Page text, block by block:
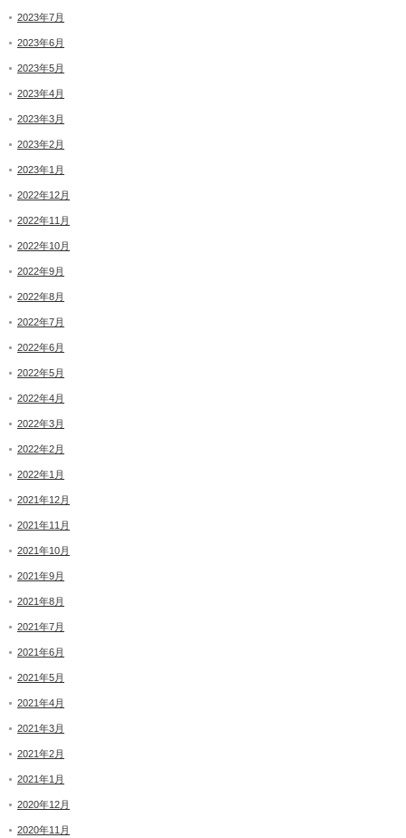
2023年7月
2023年6月
2023年5月
2023年4月
2023年3月
2023年2月
2023年1月
2022年12月
2022年11月
2022年10月
2022年9月
2022年8月
2022年7月
2022年6月
2022年5月
2022年4月
2022年3月
2022年2月
2022年1月
2021年12月
2021年11月
2021年10月
2021年9月
2021年8月
2021年7月
2021年6月
2021年5月
2021年4月
2021年3月
2021年2月
2021年1月
2020年12月
2020年11月